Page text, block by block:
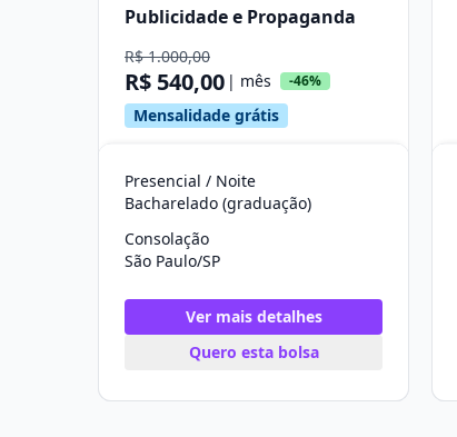
Publicidade e Propaganda
R$ 1.000,00
R$ 540,00 | mês -46%
Mensalidade grátis
Presencial / Noite
Bacharelado (graduação)
Consolação
São Paulo/SP
Ver mais detalhes
Quero esta bolsa